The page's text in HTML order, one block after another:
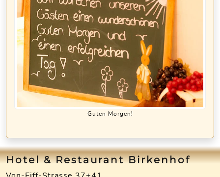
Guten Morgen!
Hotel & Restaurant Birkenhof